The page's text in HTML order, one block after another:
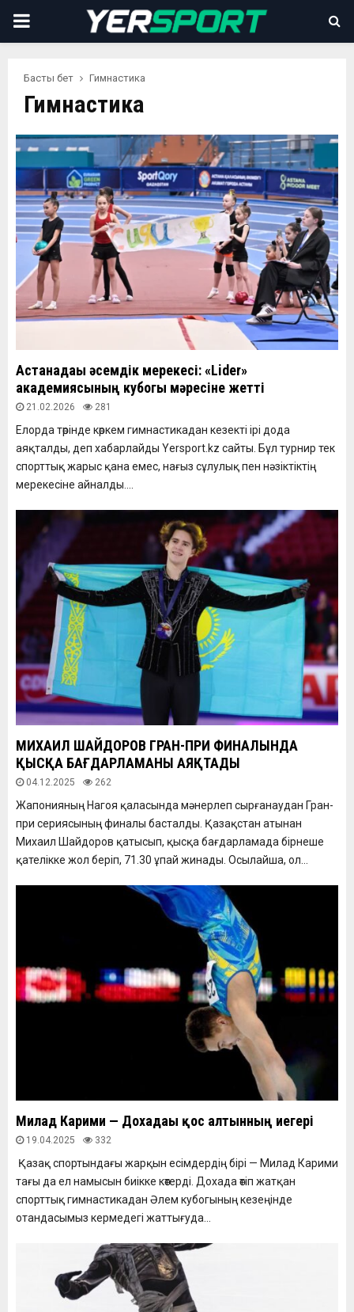
PRIMARY
Басты бет Гимнастика
Гимнастика
Астанадағы әсемдік мерекесі: «Lider»
академиясының кубогы мәресіне жетті
21.02.2026 281
Елорда төрінде көркем гимнастикадан кезекті ірі дода
аяқталды, деп хабарлайды Yersport.kz сайты. Бұл турнир тек
спорттық жарыс қана емес, нағыз сұлулық пен нәзіктіктің
мерекесіне айналды....
МИХАИЛ ШАЙДОРОВ ГРАН-ПРИ ФИНАЛЫНДА
ҚЫСҚА БАҒДАРЛАМАНЫ АЯҚТАДЫ
04.12.2025 262
Жапонияның Нагоя қаласында мәнерлеп сырғанаудан Гран-
при сериясының финалы басталды. Қазақстан атынан
Михаил Шайдоров қатысып, қысқа бағдарламада бірнеше
қателікке жол беріп, 71.30 ұпай жинады. Осылайша, ол...
Милад Карими — Дохадағы қос алтынның иегері
19.04.2025 332
Қазақ спортындағы жарқын есімдердің бірі — Милад Карими
тағы да ел намысын биікке көтерді. Дохада өтіп жатқан
спорттық гимнастикадан Әлем кубогының кезеңінде
отандасымыз кермедегі жаттығуда...